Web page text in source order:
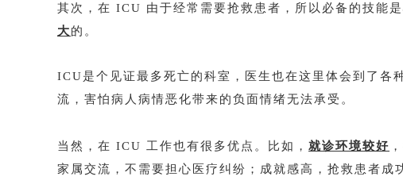
其次，在 ICU 由于经常需要抢救患者，所以必备的技能
大的。
ICU是个见证最多死亡的科室，医生也在这里体会到了各
流，害怕病人病情恶化带来的负面情绪无法承受。
当然，在 ICU 工作也有很多优点。比如， 就诊环境较好
家属交流，不需要担心医疗纠纷；成就感高，抢救患者成